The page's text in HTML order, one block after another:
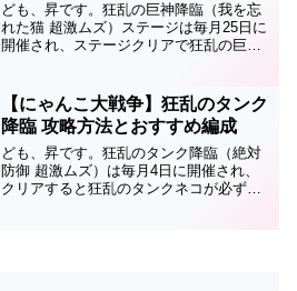
ども、昇です。狂乱の巨神降臨（我を忘
れた猫 超激ムズ）ステージは毎月25日に
開催され、ステージクリアで狂乱の巨神
めましたので参考にしてみてください。
狂乱の巨神ネコの詳細...
【にゃんこ大戦争】狂乱のタンク
降臨 攻略方法とおすすめ編成
ども、昇です。狂乱のタンク降臨（絶対
防御 超激ムズ）は毎月4日に開催され、
クリアすると狂乱のタンクネコが必ず入